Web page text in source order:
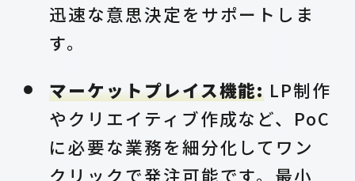
迅速な意思決定をサポートしま
す。
マーケットプレイス機能: LP制作
やクリエイティブ作成など、PoC
に必要な業務を細分化してワン
クリックで発注可能です。最小